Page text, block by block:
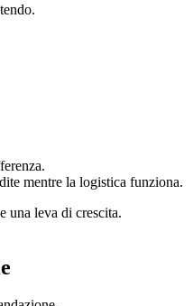
mentre la logistica funziona.
una leva di crescita.